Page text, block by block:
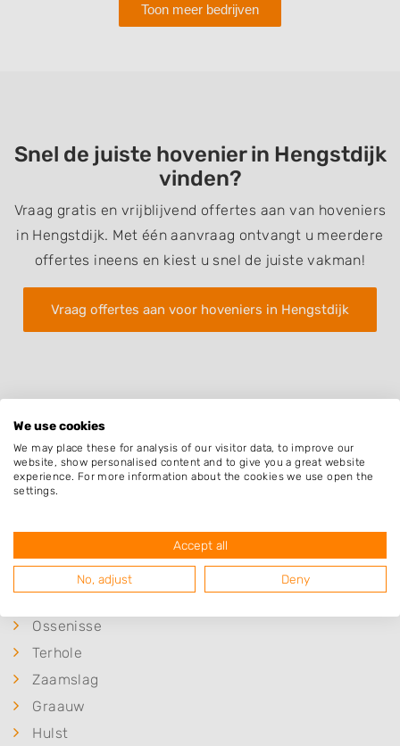
Toon meer bedrijven
Snel de juiste hovenier in Hengstdijk
vinden?
Vraag gratis en vrijblijvend offertes aan van hoveniers
in Hengstdijk. Met één aanvraag ontvangt u meerdere
offertes ineens en kiest u snel de juiste vakman!
Vraag offertes aan voor hoveniers in Hengstdijk
Plaatsen in de buurt
Vogelwaarde
Lamswaarde
Ossenisse
Terhole
Zaamslag
Graauw
Hulst
We use cookies
We may place these for analysis of our visitor data, to improve our
website, show personalised content and to give you a great website
experience. For more information about the cookies we use open the
settings.
Accept all
No, adjust Deny